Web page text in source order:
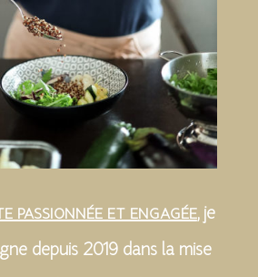
et engagée, je
depuis 2019 dans la mise